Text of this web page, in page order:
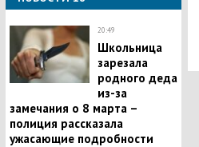
20:49
Школьница
зарезала
родного деда
из-за
замечания о 8 марта –
полиция рассказала
ужасающие подробности